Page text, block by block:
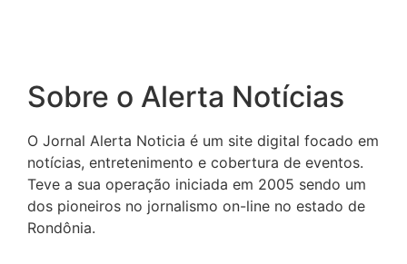
Sobre o Alerta Notícias
O Jornal Alerta Noticia é um site digital focado em
notícias, entretenimento e cobertura de eventos.
Teve a sua operação iniciada em 2005 sendo um
dos pioneiros no jornalismo on-line no estado de
Rondônia.